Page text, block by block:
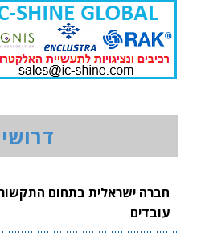
חברה ישראלית בתחום
עובדים